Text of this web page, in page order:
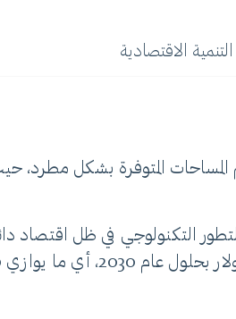
الاقتصادية
المساحات المتوفرة بشكل مطرد،
التكنولوجي في ظل اقتصاد